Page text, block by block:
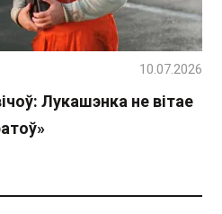
Лукашэнка не вітае
10.07.2026